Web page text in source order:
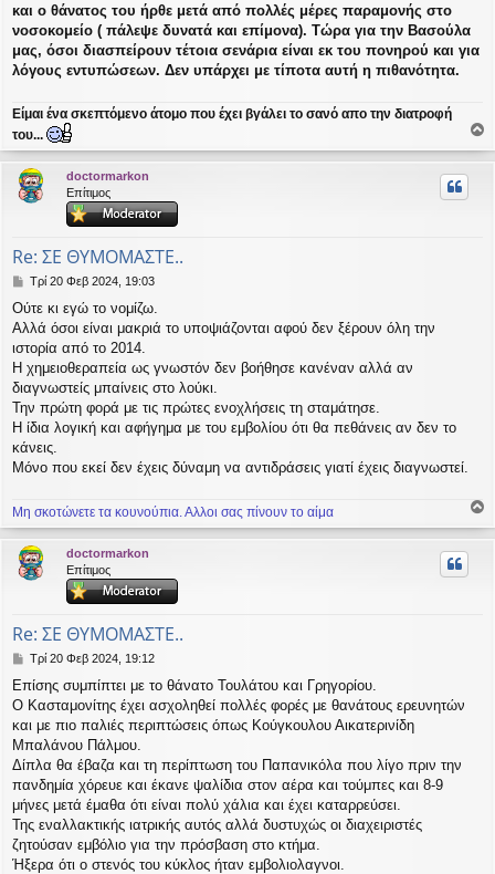
και ο θάνατος του ήρθε μετά από πολλές μέρες παραμονής στο
νοσοκομείο ( πάλεψε δυνατά και επίμονα). Τώρα για την Βασούλα
μας, όσοι διασπείρουν τέτοια σενάρια είναι εκ του πονηρού και για
λόγους εντυπώσεων. Δεν υπάρχει με τίποτα αυτή η πιθανότητα.
Είμαι ένα σκεπτόμενο άτομο που έχει βγάλει το σανό απο την διατροφή
του...
ο
ρ
doctormarkon
Επίτιμος
Re: ΣΕ ΘΥΜΟΜΑΣΤΕ..
Δ
μ
ο
σ
ί
ε
υ
σ
η
Τρί 20 Φεβ 2024, 19:03
Ούτε κι εγώ το νομίζω.
Αλλά όσοι είναι μακριά το υποψιάζονται αφού δεν ξέρουν όλη την
ιστορία από το 2014.
Η χημειοθεραπεία ως γνωστόν δεν βοήθησε κανέναν αλλά αν
διαγνωστείς μπαίνεις στο λούκι.
Την πρώτη φορά με τις πρώτες ενοχλήσεις τη σταμάτησε.
Η ίδια λογική και αφήγημα με του εμβολίου ότι θα πεθάνεις αν δεν το
κάνεις.
Μόνο που εκεί δεν έχεις δύναμη να αντιδράσεις γιατί έχεις διαγνωστεί.
Μη σκοτώνετε τα κουνούπια. Αλλοι σας πίνουν το αίμα
ρ
doctormarkon
Επίτιμος
Re: ΣΕ ΘΥΜΟΜΑΣΤΕ..
Δ
μ
ο
σ
ί
ε
υ
σ
η
Τρί 20 Φεβ 2024, 19:12
Επίσης συμπίπτει με το θάνατο Τουλάτου και Γρηγορίου.
Ο Κασταμονίτης έχει ασχοληθεί πολλές φορές με θανάτους ερευνητών
και με πιο παλιές περιπτώσεις όπως Κούγκουλου Αικατερινίδη
Μπαλάνου Πάλμου.
Δίπλα θα έβαζα και τη περίπτωση του Παπανικόλα που λίγο πριν την
πανδημία χόρευε και έκανε ψαλίδια στον αέρα και τούμπες και 8-9
μήνες μετά έμαθα ότι είναι πολύ χάλια και έχει καταρρεύσει.
Της εναλλακτικής ιατρικής αυτός αλλά δυστυχώς οι διαχειριστές
ζητούσαν εμβόλιο για την πρόσβαση στο κτήμα.
Ήξερα ότι ο στενός του κύκλος ήταν εμβολιολαγνοι.